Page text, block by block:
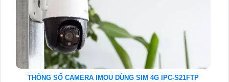
THÔNG SỐ CAMERA IMOU DÙNG SIM 4G IPC-S21FTP